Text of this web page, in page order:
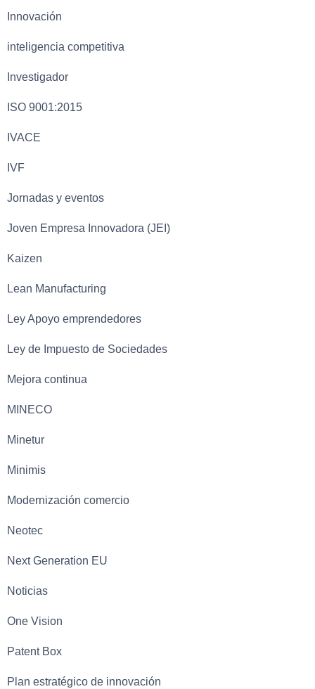
Innovación
inteligencia competitiva
Investigador
ISO 9001:2015
IVACE
IVF
Jornadas y eventos
Joven Empresa Innovadora (JEI)
Kaizen
Lean Manufacturing
Ley Apoyo emprendedores
Ley de Impuesto de Sociedades
Mejora continua
MINECO
Minetur
Minimis
Modernización comercio
Neotec
Next Generation EU
Noticias
One Vision
Patent Box
Plan estratégico de innovación